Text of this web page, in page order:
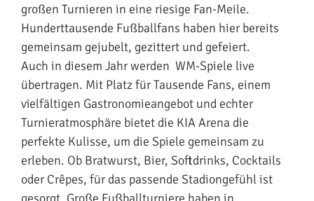
großen Turnieren in eine riesige Fan-Meile.
Hunderttausende Fußballfans haben hier bereits
gemeinsam gejubelt, gezittert und gefeiert.
Auch in diesem Jahr werden WM-Spiele live
übertragen. Mit Platz für Tausende Fans, einem
vielfältigen Gastronomieangebot und echter
Turnieratmosphäre bietet die KIA Arena die
perfekte Kulisse, um die Spiele gemeinsam zu
erleben. Ob Bratwurst, Bier, Softdrinks, Cocktails
oder Crêpes, für das passende Stadiongefühl ist
gesorgt. Große Fußballturniere haben in